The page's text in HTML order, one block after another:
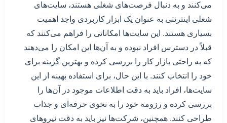
می‌کنند و به دنبال فرصت‌های شغلی هستند، سایت‌های
شغلی اینترنتی به عنوان یک ابزار کاربردی واجد اهمیت
بسیاری هستند. این سایت‌ها امکاناتی را فراهم می‌کنند که
قبلاً در دسترس افراد نبوده و به آن‌ها این امکان را می‌دهند
که به راحتی بازار کار را بررسی کرده و بهترین گزینه برای
خود را انتخاب کنند. با این حال، برای استفاده بهینه از این
سایت‌ها، افراد باید به دقت اطلاعات موجود در آن‌ها را
بررسی کرده و رزومه خود را به نحوی حرفه‌ای و جذاب
طراحی کنند. همچنین، شرکت‌ها نیز باید به دقت نیروهای